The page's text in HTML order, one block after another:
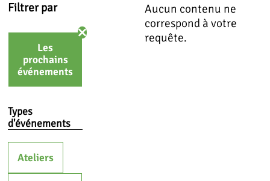
Filtrer par
Les
prochains
événements
Types
d'événements
Ateliers
Aucun contenu ne
correspond à votre
requête.